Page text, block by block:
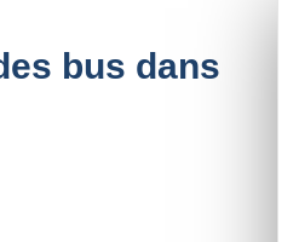
bus dans